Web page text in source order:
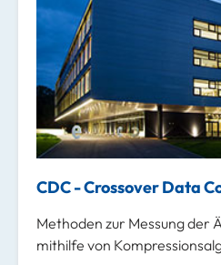
CDC - Crossover Data
Methoden zur Messung der
mithilfe von